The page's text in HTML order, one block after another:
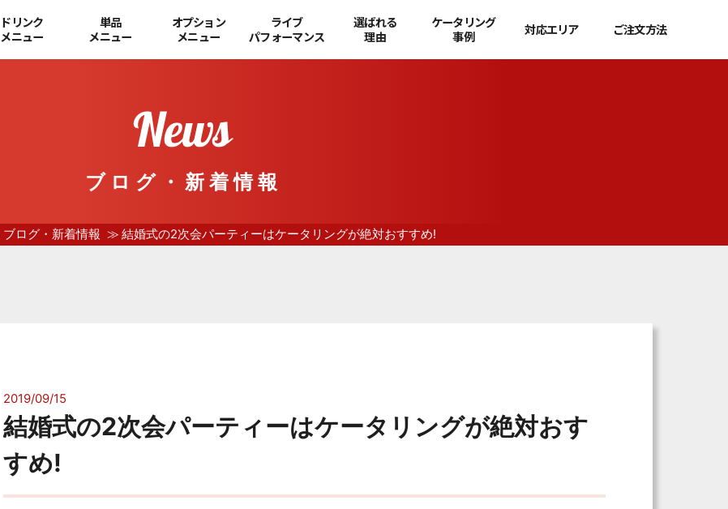
ドリンク
メニュー
単品
メニュー
オプション
メニュー
ライブ
パフォーマンス
選ばれる
理由
ケータリング
事例
対応エリア ご注文方法
ブログ・新着情報
ブログ・新着情報 結婚式の2次会パーティーはケータリングが絶対おすすめ!
2019/09/15
結婚式の2次会パーティーはケータリングが絶対おす
すめ!